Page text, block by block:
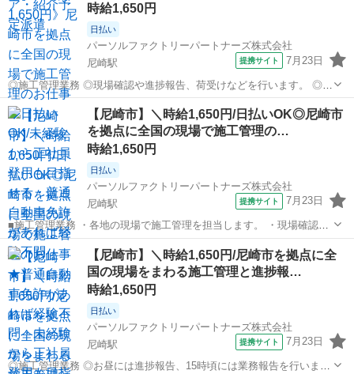
時給1,650円
日払い
パーソルファクトリーパートナーズ株式会社
尼崎駅
提携サイト 7月23日
◎施工管理業務 ◎現場確認や進捗報告、荷受けなどを行います。 ◎各
地の現場で施工管理を担当します。 ◎未経験OK!普通自動車免許があ
ればすぐに始められます。 ※北海道から沖縄まで、全国各地へ出張し
ます。 ◎紹介予定派遣の求...
兵庫 尼崎駅 その他
【尼崎市】＼時給1,650円/日払いOK◎尼崎市
を拠点に全国の現場で施工管理の…
時給1,650円
日払い
パーソルファクトリーパートナーズ株式会社
尼崎駅
提携サイト 7月23日
■施工管理業務 ・各地の現場で施工管理を担当します。 ・現場確認や
進捗報告、荷受けなどを行います。 ・未経験OK!普通自動車免許があ
ればすぐに始められます。 ※北海道から沖縄まで、全国各地へ出張し
ます。 ★紹介予定派遣の求...
兵庫 尼崎市 尼崎駅 その他
【尼崎市】＼時給1,650円/尼崎市を拠点に全
国の現場をまわる施工管理と進捗報…
時給1,650円
日払い
パーソルファクトリーパートナーズ株式会社
尼崎駅
提携サイト 7月23日
◎施工管理業務 ◎お昼には進捗報告、15時頃には業務報告を行いま